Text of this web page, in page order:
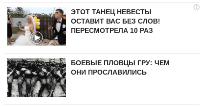
i
ЭТОТ ТАНЕЦ НЕВЕСТЫ
ОСТАВИТ ВАС БЕЗ СЛОВ!
ПЕРЕСМОТРЕЛА 10 РАЗ
БОЕВЫЕ ПЛОВЦЫ ГРУ: ЧЕМ
ОНИ ПРОСЛАВИЛИСЬ